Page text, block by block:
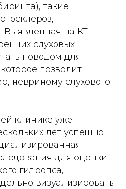
такие
Выявленная на КТ
слуховых
поводом для
позволит
невриному слухового
клинике уже
лет успешно
для оценки
гидропса,
визуализировать